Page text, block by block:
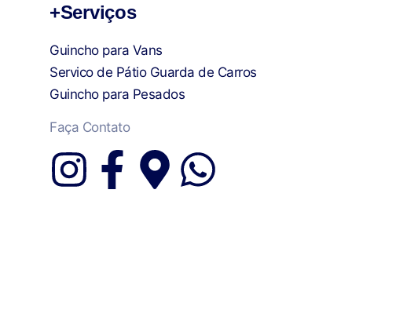
+Serviços
Guincho para Vans
Servico de Pátio Guarda de Carros
Guincho para Pesados
Faça Contato
I
F
MW